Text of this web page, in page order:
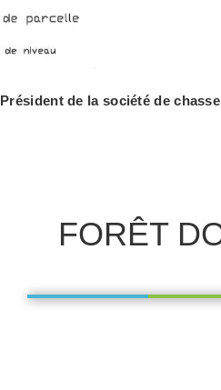
Président de la société de
FORÊT